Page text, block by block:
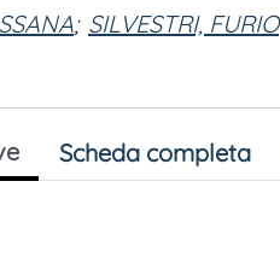
; SILVESTRI, FURIO
Scheda completa